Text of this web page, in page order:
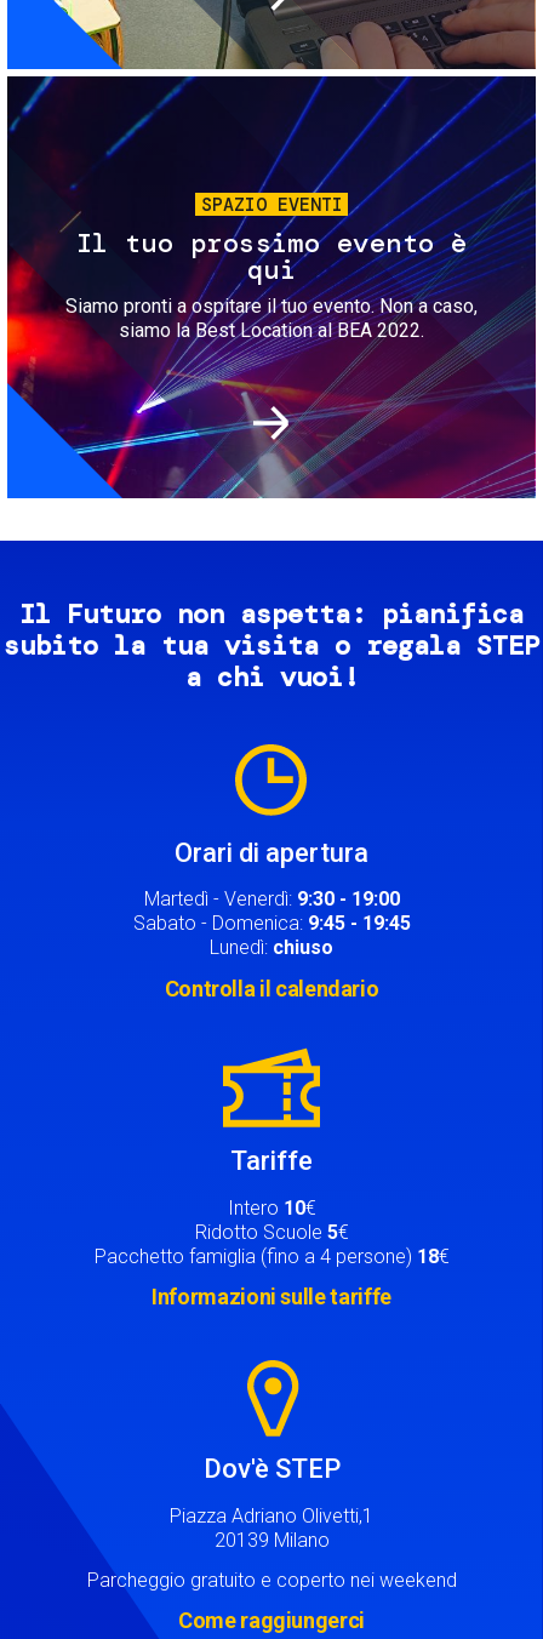
Immagine
SPAZIO EVENTI
Il tuo prossimo evento è
qui
Siamo pronti a ospitare il tuo evento. Non a caso,
siamo la Best Location al BEA 2022.
Il Futuro non aspetta: pianifica
subito la tua visita o regala STEP
a chi vuoi!
Orari di apertura
Martedì - Venerdì: 9:30 - 19:00
Sabato - Domenica: 9:45 - 19:45
Lunedì: chiuso
Controlla il calendario
Tariffe
Intero 10€
Ridotto Scuole 5€
Pacchetto famiglia (fino a 4 persone) 18€
Informazioni sulle tariffe
Dov'è STEP
Piazza Adriano Olivetti,1
20139 Milano
Parcheggio gratuito e coperto nei weekend
Come raggiungerci